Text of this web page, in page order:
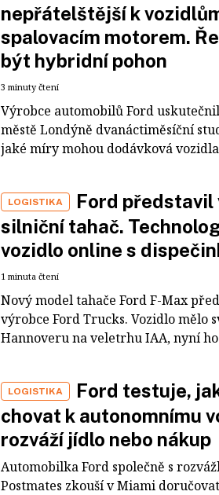
nepřátelštější k
spalovacím motorem.
být hybridní pohon
3 minuty čtení
Výrobce automobilů Ford
městě Londýně dvanáctiměsíční
jaké míry mohou dodávková
LOGISTIKA
Ford představil
silniční tahač.
vozidlo online s
1 minuta čtení
Nový model tahače Ford F-Max
výrobce Ford Trucks. Vozidlo mělo
Hannoveru na veletrhu IAA, nyní
LOGISTIKA
Ford testuje,
chovat k autonomnímu
rozváží jídlo nebo nákup
Automobilka Ford společně s
Postmates zkouší v Miami